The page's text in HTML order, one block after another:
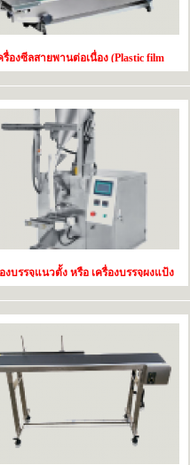
รื่องซีลสายพานต่อเนื่อง (Plastic film
ยพานต่อเนื่องรุ่นนี้โครงสร้างทำด้วย
steel ทนทานมาก กันสนิม ตัวเครื่อง
น้ำหนักได้มากเหมาะแก่การใช้งานเป็น
อย่างยิ่ง
งบรรจุแนวตั้ง หรือ เครื่องบรรจุผงแป้ง
Vertical – Powder Filling Machine)